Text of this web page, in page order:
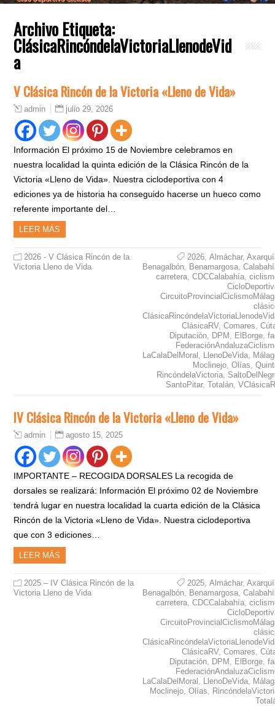
Archivo Etiqueta:
ClásicaRincóndelaVictoriaLlenodeVid
a
V Clásica Rincón de la Victoria «Lleno de Vida»
admin julio 29, 2026
Información El próximo 15 de Noviembre celebramos en
nuestra localidad la quinta edición de la Clásica Rincón de la
Victoria «Lleno de Vida». Nuestra ciclodeportiva con 4
ediciones ya de historia ha conseguido hacerse un hueco como
referente importante del…
LEER MÁS
2026 - V Clásica Rincón de la
Victoria Lleno de Vida
2026 ,Almáchar,
Benagalbón Benamargosa ,
carretera ,CDCCalabahía ,
ClásicaRV,Comares ,
Diputación DPM ElBorge ,
LaCalaDelMoral
LlenoDeVida
Moclinejo ,Olías ,
RincóndelaVictoria
SantoPitar,Totalán ,
IV Clásica Rincón de la Victoria «Lleno de Vida»
admin agosto 15, 2025
IMPORTANTE – RECOGIDA DORSALES La recogida de
dorsales se realizará: Información El próximo 02 de Noviembre
tendrá lugar en nuestra localidad la cuarta edición de la Clásica
Rincón de la Victoria «Lleno de Vida». Nuestra ciclodeportiva
que con 3 ediciones…
LEER MÁS
2025 – IV Clásica Rincón de la
Victoria Lleno de Vida
2025 ,Almáchar,
Benagalbón Benamargosa ,
carretera ,CDCCalabahía ,
ClásicaRV,Comares ,
Diputación DPM ElBorge ,
LaCalaDelMoral
LlenoDeVida
Moclinejo ,Olías